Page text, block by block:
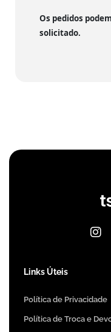
Os pedidos
solicitado.
Links Úteis
Política de Privacidade
Política de Troca e